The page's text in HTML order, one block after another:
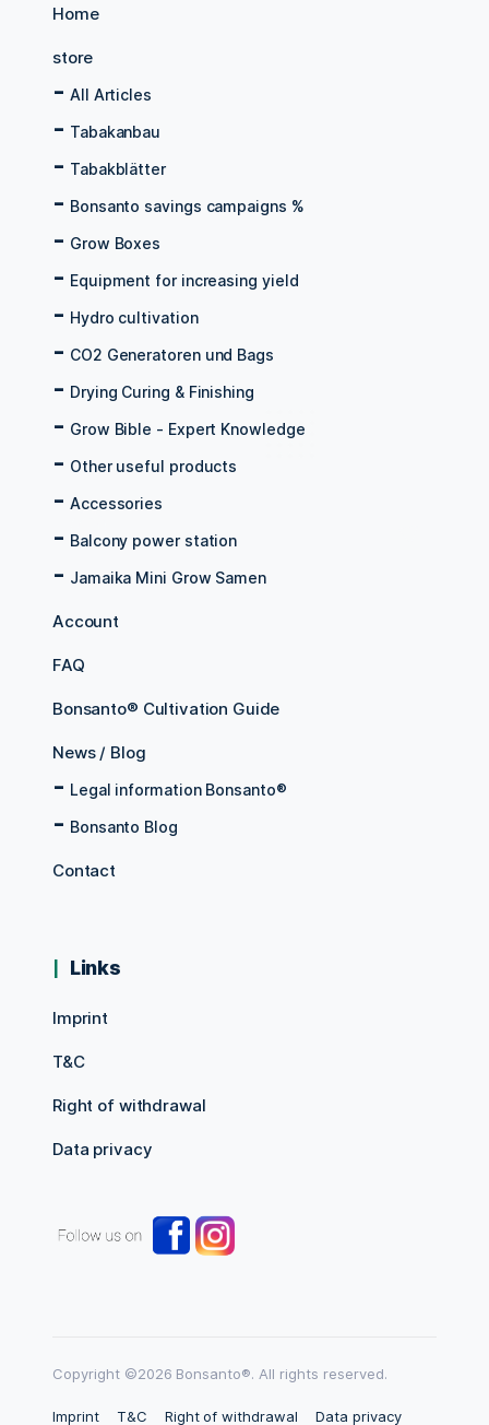
Home
store
All Articles
Tabakanbau
Tabakblätter
Bonsanto savings campaigns %
Grow Boxes
Equipment for increasing yield
Hydro cultivation
CO2 Generatoren und Bags
Drying Curing & Finishing
Grow Bible - Expert Knowledge
Other useful products
Accessories
Balcony power station
Jamaika Mini Grow Samen
Account
FAQ
Bonsanto® Cultivation Guide
News / Blog
Legal information Bonsanto®
Bonsanto Blog
Contact
Links
Imprint
T&C
Right of withdrawal
Data privacy
Copyright ©2026 Bonsanto®. All rights reserved.
Imprint T&C Right of withdrawal Data privacy